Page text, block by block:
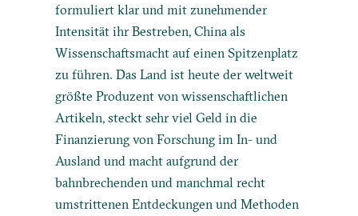
formuliert klar und mit zunehmender
Intensität ihr Bestreben, China als
Wissenschaftsmacht auf einen Spitzenplatz
zu führen. Das Land ist heute der weltweit
größte Produzent von wissenschaftlichen
Artikeln, steckt sehr viel Geld in die
Finanzierung von Forschung im In- und
Ausland und macht aufgrund der
bahnbrechenden und manchmal recht
umstrittenen Entdeckungen und Methoden